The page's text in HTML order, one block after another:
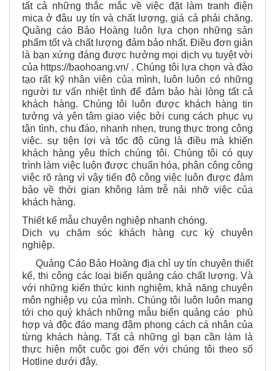
tất cả những thắc mắc về việc đặt làm tranh điện
mica ở đâu uy tín và chất lượng, giá cả phải chăng.
Quảng cáo Bảo Hoàng luôn lựa chọn những sản
phẩm tốt và chất lượng đảm bảo nhất. Điều đơn giản
là bạn xứng đáng được hưởng mọi dịch vụ tuyệt vời
của https://baohoang.vn/ . Chúng tôi lựa chọn và đào
tạo rất kỹ nhân viên của mình, luôn luôn có những
người tư vấn nhiệt tình để đảm bảo hài lòng tất cả
khách hàng. Chúng tôi luôn được khách hàng tin
tưởng và yên tâm giao việc bởi cung cách phục vụ
tận tình, chu đáo, nhanh nhẹn, trung thực trong công
việc. sự tiện lợi và tốc độ cũng là điều mà khiến
khách hàng yêu thích chúng tôi. Chúng tôi có quy
trình làm việc luôn được chuẩn hóa, phân công công
việc rõ ràng vì vậy tiến độ công việc luôn được đảm
bảo về thời gian không làm trễ nải nhỡ việc của
khách hàng.
Thiết kế mẫu chuyên nghiệp nhanh chóng.
Dịch vụ chăm sóc khách hàng cực kỳ chuyên
nghiệp.
Quảng Cáo Bảo Hoàng địa chỉ uy tín chuyên thiết
kế, thi công các loại biển quảng cáo chất lượng. Và
với những kiến thức kinh nghiệm, khả năng chuyên
môn nghiệp vụ của mình. Chúng tôi luôn luôn mang
tới cho quý khách những mẫu biển quảng cáo phù
hợp và độc đáo mang đậm phong cách cá nhân của
từng khách hàng. Tất cả những gì bạn cần làm là
thực hiện một cuộc gọi đến với chúng tôi theo số
Hotline dưới đây.